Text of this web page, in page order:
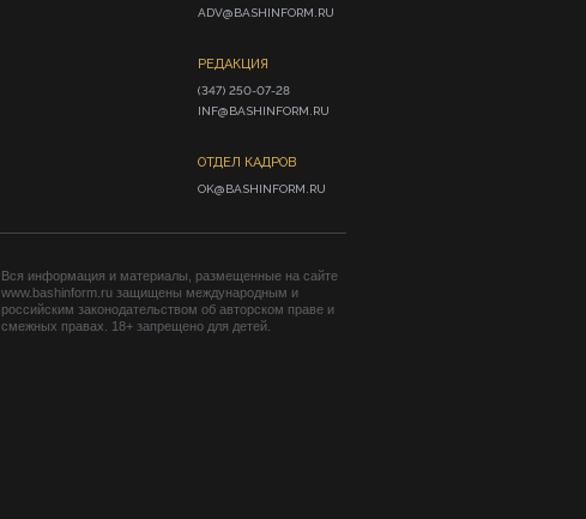
ADV@BASHINFORM.RU
РЕДАКЦИЯ
(347) 250-07-28
INF@BASHINFORM.RU
ОТДЕЛ КАДРОВ
OK@BASHINFORM.RU
Вся информация и материалы, размещенные на сайте
www.bashinform.ru защищены международным и
российским законодательством об авторском праве и
смежных правах. 18+ запрещено для детей.